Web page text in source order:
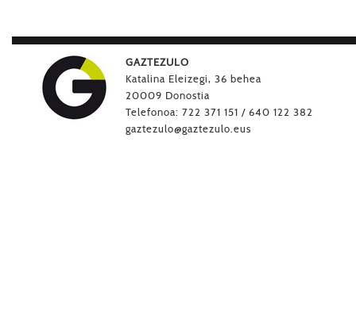
GAZTEZULO
Katalina Eleizegi, 36 behea
20009 Donostia
Telefonoa: 722 371 151 / 640 122 382
gaztezulo@gaztezulo.eus